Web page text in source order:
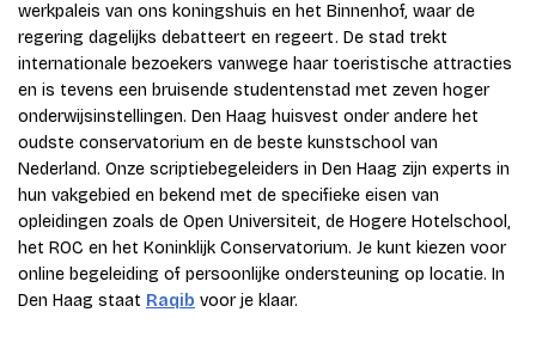
werkpaleis van ons koningshuis en het Binnenhof, waar de
regering dagelijks debatteert en regeert. De stad trekt
internationale bezoekers vanwege haar toeristische attracties
en is tevens een bruisende studentenstad met zeven hoger
onderwijsinstellingen. Den Haag huisvest onder andere het
oudste conservatorium en de beste kunstschool van
Nederland. Onze scriptiebegeleiders in Den Haag zijn experts in
hun vakgebied en bekend met de specifieke eisen van
opleidingen zoals de Open Universiteit, de Hogere Hotelschool,
het ROC en het Koninklijk Conservatorium. Je kunt kiezen voor
online begeleiding of persoonlijke ondersteuning op locatie. In
Den Haag staat Raqib voor je klaar.